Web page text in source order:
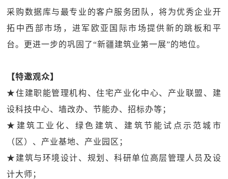
采购数据库与最专业的客户服务团队，将为优秀企业开
拓中西部市场，进军欧亚国际市场提供新的跳板和平
台。更进一步的巩固了“新疆建筑业第一展”的地位。
【特邀观众】
★住建职能管理机构、住宅产业化中心、产业联盟、建
设科技中心、墙改办、节能办、招标办等；
★建筑工业化、绿色建筑、建筑节能试点示范城市
（区）、产业基地、产业园区；
★建筑与环境设计、规划、科研单位高层管理人员及设
计大师；